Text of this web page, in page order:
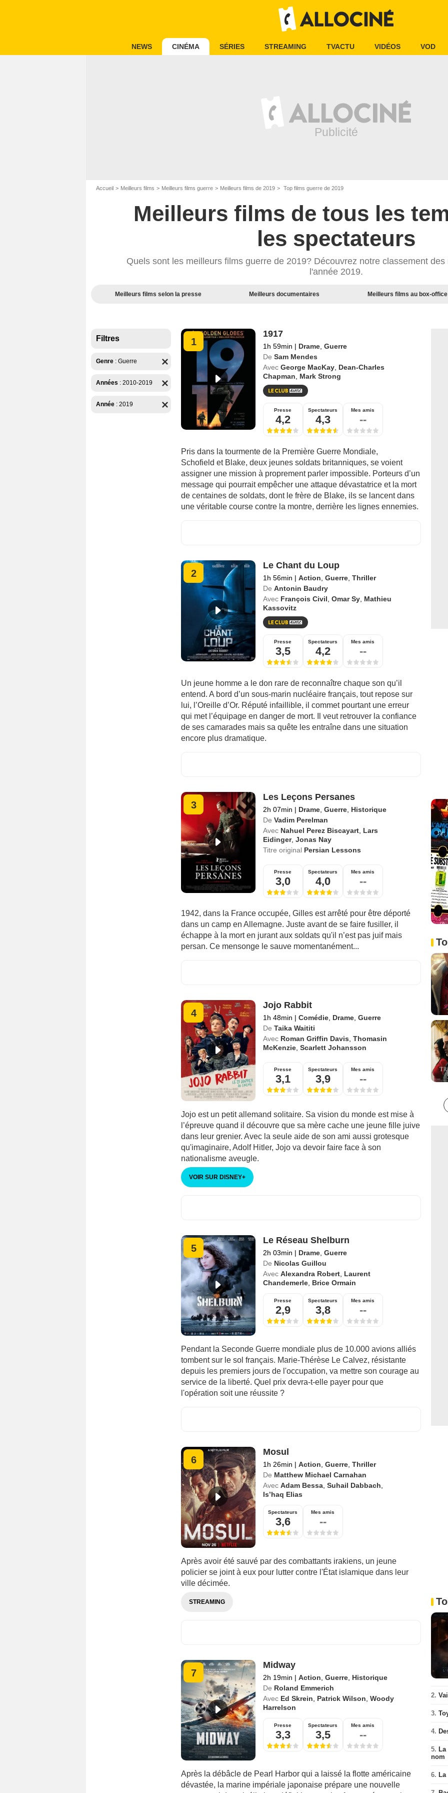
NEWS CINÉMA SÉRIES STREAMING TVACTU VIDÉOS VOD
Accueil Meilleurs films Meilleurs films guerre Meilleurs films de 2019 Top films guerre de 2019
Meilleurs films de tous les
les spectateurs
Quels sont les meilleurs films guerre de 2019? Découvrez notre classement
l'année 2019.
Meilleurs films selon la presse Meilleurs documentaires Meilleurs films au box-office
Filtres
Genre : Guerre
Années : 2010-2019
Année : 2019
1
1917
1h 59min | Drame, Guerre
De Sam Mendes
Avec George MacKay, Dean-Charles
Chapman
Mark Strong
Presse
4,2
Spectateurs
4,3
Mes amis
--
Pris dans la tourmente de la Première Guerre Mondiale,
Schofield et Blake, deux jeunes soldats britanniques, se voient
assigner une mission à proprement parler impossible. Porteurs d’un
message qui pourrait empêcher une attaque dévastatrice et la mort
de centaines de soldats, dont le frère de Blake, ils se lancent dans
une véritable course contre la montre, derrière les lignes ennemies.
2
Le Chant du Loup
1h 56min | Action Guerre, Thriller
De Antonin Baudry
Avec François Civil Omar Sy, Mathieu
Kassovitz
Presse
3,5
Spectateurs
4,2
Mes amis
--
Un jeune homme a le don rare de reconnaître chaque son qu’il
entend. A bord d’un sous-marin nucléaire français, tout repose sur
lui, l’Oreille d’Or. Réputé infaillible, il commet pourtant une erreur
qui met l’équipage en danger de mort. Il veut retrouver la confiance
de ses camarades mais sa quête les entraîne dans une situation
encore plus dramatique.
3
Les Leçons Persanes
2h 07min | Drame, Guerre, Historique
De Vadim Perelman
Avec Nahuel Perez Biscayart, Lars
Eidinger, Jonas Nay
Titre original Persian Lessons
Presse
3,0
Spectateurs
4,0
Mes amis
--
1942, dans la France occupée, Gilles est arrêté pour être déporté
dans un camp en Allemagne. Juste avant de se faire fusiller, il
échappe à la mort en jurant aux soldats qu'il n’est pas juif mais
persan. Ce mensonge le sauve momentanément...
4
Jojo Rabbit
1h 48min | Comédie, Drame, Guerre
De Taika Waititi
Avec Roman Griffin Davis Thomasin
McKenzie, Scarlett Johansson
Presse
3,1
Spectateurs
3,9
Mes amis
--
Jojo est un petit allemand solitaire. Sa vision du monde est mise à
l’épreuve quand il découvre que sa mère cache une jeune fille juive
dans leur grenier. Avec la seule aide de son ami aussi grotesque
qu'imaginaire, Adolf Hitler, Jojo va devoir faire face à son
nationalisme aveugle.
VOIR SUR DISNEY+
5
Le Réseau Shelburn
2h 03min | Drame, Guerre
De Nicolas Guillou
Avec Alexandra Robert, Laurent
Chandemerle, Brice Ormain
Presse
2,9
Spectateurs
3,8
Mes amis
--
Pendant la Seconde Guerre mondiale plus de 10.000 avions alliés
tombent sur le sol français. Marie-Thérèse Le Calvez, résistante
depuis les premiers jours de l'occupation, va mettre son courage au
service de la liberté. Quel prix devra-t-elle payer pour que
l'opération soit une réussite ?
6
Mosul
1h 26min | Action Guerre, Thriller
De Matthew Michael Carnahan
Avec Adam Bessa, Suhail Dabbach
Is’haq Elias
Spectateurs
3,6
Mes amis
--
Après avoir été sauvé par des combattants irakiens, un jeune
policier se joint à eux pour lutter contre l'État islamique dans leur
ville décimée.
STREAMING
7
Midway
2h 19min | Action Guerre, Historique
De Roland Emmerich
Avec Ed Skrein Patrick Wilson Woody
Harrelson
Presse
3,3
Spectateurs
3,5
Mes amis
--
Après la débâcle de Pearl Harbor qui a laissé la flotte américaine
dévastée, la marine impériale japonaise prépare une nouvelle
2.
3.
4.
5.
nom
6.